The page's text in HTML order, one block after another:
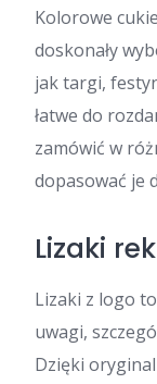
Kolorowe
doskonały
jak targi,
łatwe do
zamówić w
dopasować je
Lizaki
Lizaki z logo
uwagi,
Dzięki